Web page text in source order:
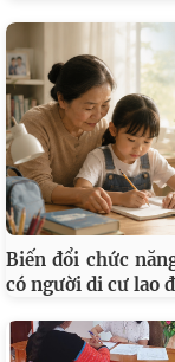
Biến đổi chức
có người di cư lao